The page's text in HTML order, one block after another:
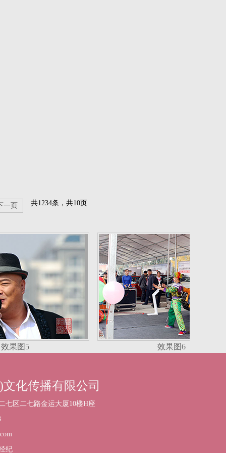
一页 共1234条，共10页
果图5 效果图6
化传播有限公司
七区二七路金运大厦10楼H座
纪